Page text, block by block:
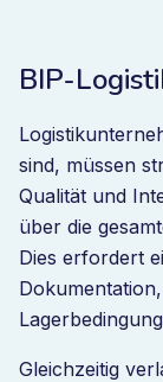
BIP-
sind, müssen
Qualität und
über die
Dies erfordert
Gleichzeitig